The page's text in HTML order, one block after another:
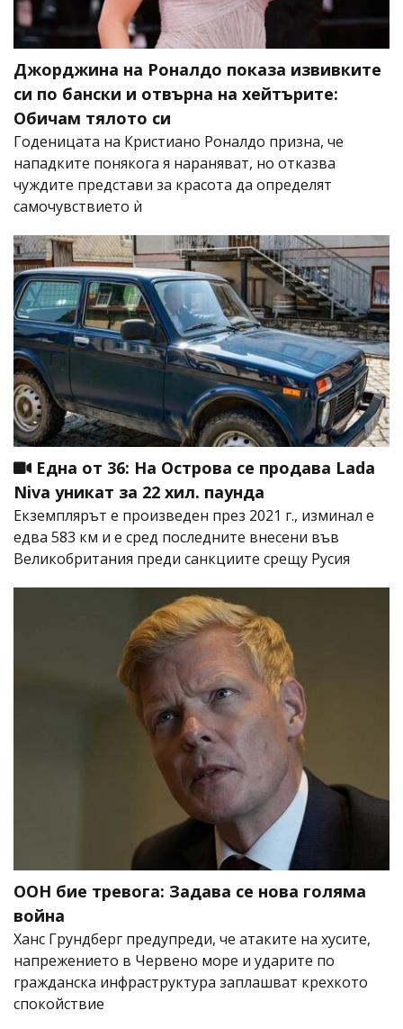
Джорджина на Роналдо показа извивките
си по бански и отвърна на хейтърите:
Обичам тялото си
Годеницата на Кристиано Роналдо призна, че
нападките понякога я нараняват, но отказва
чуждите представи за красота да определят
самочувствието ѝ
Една от 36: На Острова се продава Lada
Niva уникат за 22 хил. паунда
Екземплярът е произведен през 2021 г., изминал е
едва 583 км и е сред последните внесени във
Великобритания преди санкциите срещу Русия
ООН бие тревога: Задава се нова голяма
война
Ханс Грундберг предупреди, че атаките на хусите,
напрежението в Червено море и ударите по
гражданска инфраструктура заплашват крехкото
спокойствие